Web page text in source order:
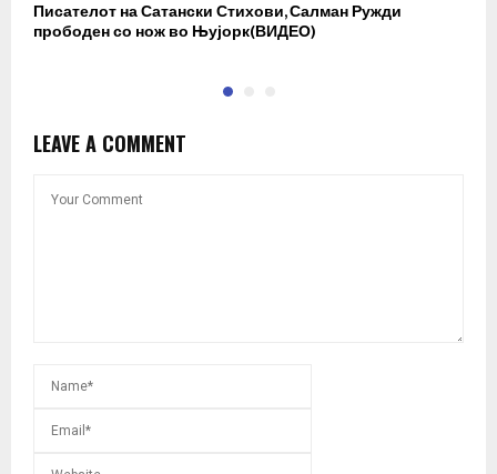
Писателот на Сатански Стихови, Салман Ружди
прободен со нож во Њујорк(ВИДЕО)
LEAVE A COMMENT